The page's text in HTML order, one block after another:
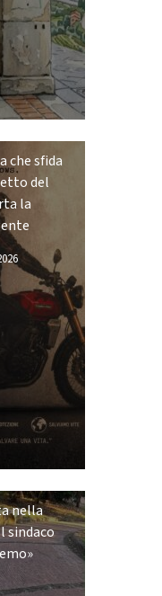
che sfida
del
la
nella
sindaco